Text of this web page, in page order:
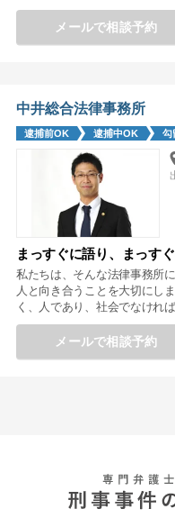
メールで相談予約
中井総合法律事務所
逮捕前OK 逮捕中OK 勾
まっすぐに語り、まっす
私たちは、そんな法律事務所
人と向き合うことを大切にし
く、人であり、社会でなけれ
メールで相談予約